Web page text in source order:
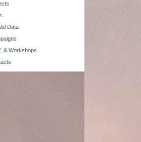
Data
& Workshops